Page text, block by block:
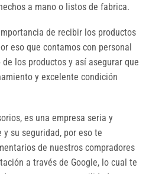
a mano o listos de fabrica.
de recibir los productos
eso que contamos con personal
los productos y así asegurar que
y excelente condición
es una empresa seria y
su seguridad, por eso te
de nuestros compradores
a través de Google, lo cual te